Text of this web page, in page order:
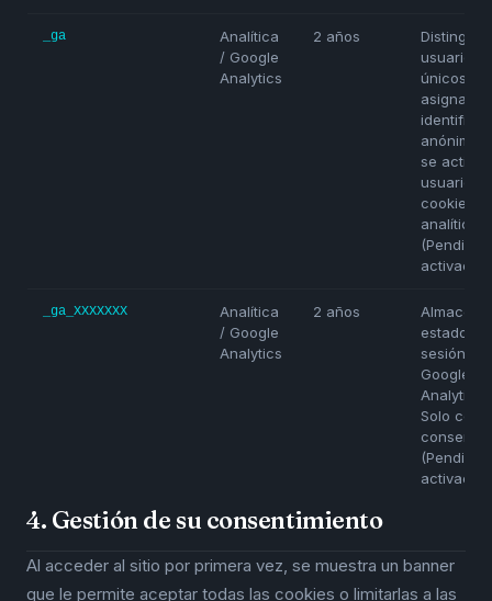
_ga
Analítica
/ Google
Analytics
2 años
Distingue
usuarios
únicos
anónimo.
se activa
usuario
cookies
analíticas.
_ga_XXXXXXX
Analítica
/ Google
Analytics
2 años
estado
sesión de
Google
Analytics
Solo con
4. Gestión de su consentimiento
Al acceder al sitio por primera vez, se muestra un banner
que le permite aceptar todas las cookies o limitarlas a las